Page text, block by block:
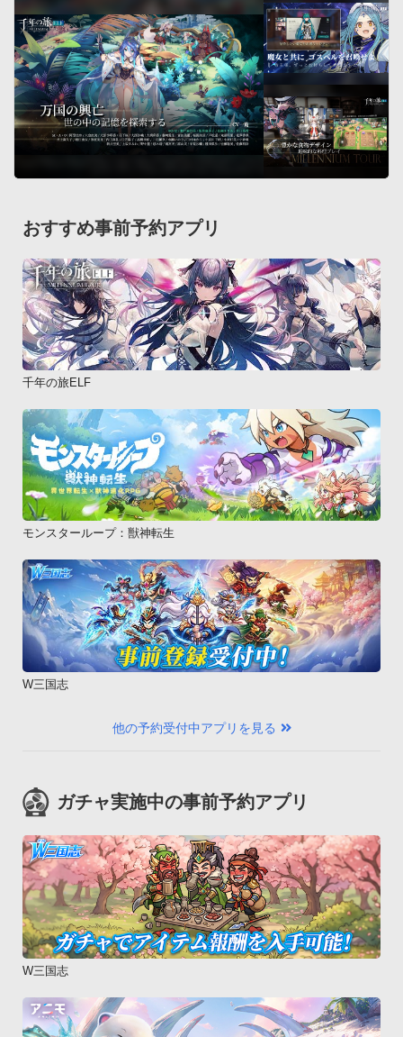
おすすめ事前予約アプリ
千年の旅ELF
モンスターループ：獣神転生
W三国志
他の予約受付中アプリを見る
ガチャ実施中の事前予約アプリ
W三国志